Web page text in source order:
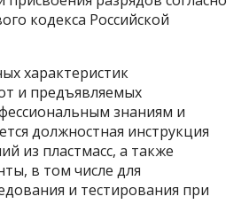
кодекса Российской
характеристик
и предъявляемых
знаниям и
должностная инструкция
из пластмасс, а также
в том числе для
и тестирования при